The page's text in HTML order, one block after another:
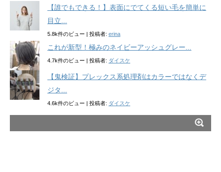
【誰でもできる！】表面にでてくる短い毛を簡単に
目立...
5.8k件のビュー 投稿者: erina
これが新型！極みのネイビーアッシュグレー...
4.7k件のビュー 投稿者: ダイスケ
【鬼検証】プレックス系処理剤はカラーではなくデ
ジタ...
4.6k件のビュー 投稿者: ダイスケ